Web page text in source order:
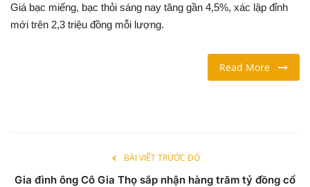
CÔNG NGHỆ
Giá bạc miếng, bạc thỏi sáng nay tăng gần 4,5%, xác lập đỉnh
mới trên 2,3 triệu đồng mỗi lượng.
Read More
BÀI VIẾT TRƯỚC ĐÓ
Gia đình ông Cô Gia Thọ sắp nhận hàng trăm tỷ đồng cổ